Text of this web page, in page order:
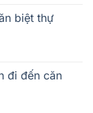
biệt thự
đi đến căn